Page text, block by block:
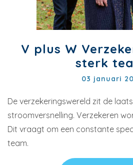
V plus W
sterk
03 januari
De verzekeringswereld zit de
stroomversnelling. Verzekeren
Dit vraagt om een constante
team.